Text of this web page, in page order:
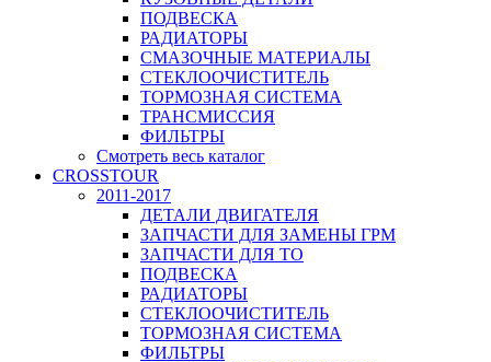
ПОДВЕСКА
РАДИАТОРЫ
СМАЗОЧНЫЕ МАТЕРИАЛЫ
СТЕКЛООЧИСТИТЕЛЬ
ТОРМОЗНАЯ СИСТЕМА
ТРАНСМИССИЯ
ФИЛЬТРЫ
Смотреть весь каталог
CROSSTOUR
2011-2017
ДЕТАЛИ ДВИГАТЕЛЯ
ЗАПЧАСТИ ДЛЯ ЗАМЕНЫ ГРМ
ЗАПЧАСТИ ДЛЯ ТО
ПОДВЕСКА
РАДИАТОРЫ
СТЕКЛООЧИСТИТЕЛЬ
ТОРМОЗНАЯ СИСТЕМА
ФИЛЬТРЫ